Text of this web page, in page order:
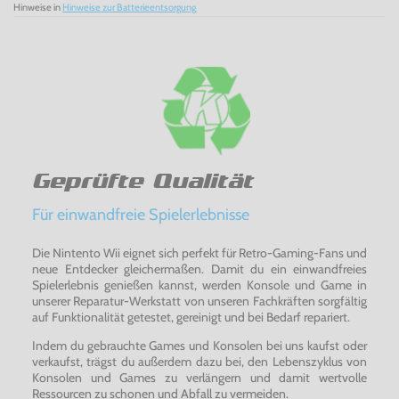
Hinweise in Hinweise zur Batterieentsorgung
Geprüfte Qualität
Für einwandfreie Spielerlebnisse
Die Nintento Wii eignet sich perfekt für Retro-Gaming-Fans und
neue Entdecker gleichermaßen. Damit du ein einwandfreies
Spielerlebnis genießen kannst, werden Konsole und Game in
unserer Reparatur-Werkstatt von unseren Fachkräften sorgfältig
auf Funktionalität getestet, gereinigt und bei Bedarf repariert.
Indem du gebrauchte Games und Konsolen bei uns kaufst oder
verkaufst, trägst du außerdem dazu bei, den Lebenszyklus von
Konsolen und Games zu verlängern und damit wertvolle
Ressourcen zu schonen und Abfall zu vermeiden.